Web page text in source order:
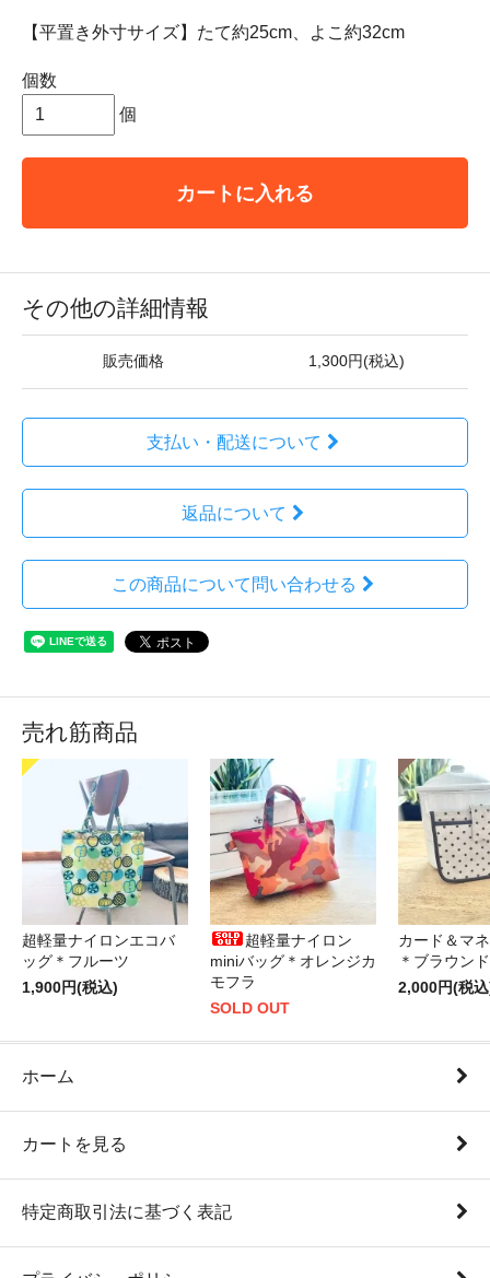
【平置き外寸サイズ】たて約25cm、よこ約32cm
個数
個
カートに入れる
その他の詳細情報
販売価格 1,300円(税込)
支払い・配送について
返品について
この商品について問い合わせる
売れ筋商品
超軽量ナイロンエコバ
ッグ＊フルーツ
1,900円(税込)
超軽量ナイロン
miniバッグ＊オレンジカ
モフラ
SOLD OUT
カード＆マ
＊ブラウン
2,000円(税
ホーム
カートを見る
特定商取引法に基づく表記